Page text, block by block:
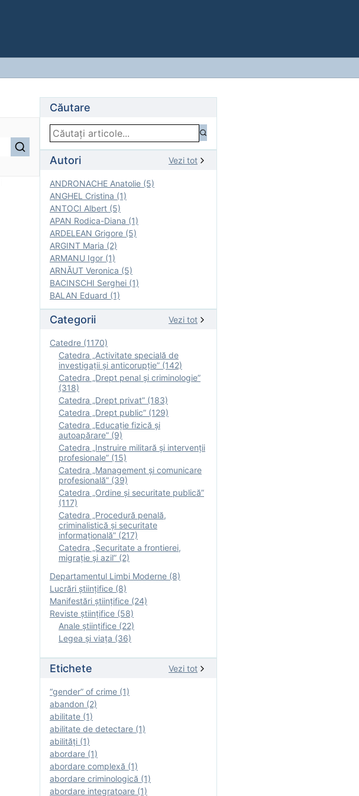
Căutare
Autori Vezi tot
ANDRONACHE Anatolie (5)
ANGHEL Cristina (1)
ANTOCI Albert (5)
APAN Rodica-Diana (1)
ARDELEAN Grigore (5)
ARGINT Maria (2)
ARMANU Igor (1)
ARNĂUT Veronica (5)
BACINSCHI Serghei (1)
BALAN Eduard (1)
Categorii Vezi tot
Catedre (1170)
Catedra „Activitate specială de
investigaţii şi anticorupție” (142)
Catedra „Drept penal și criminologie”
(318)
Catedra „Drept privat” (183)
Catedra „Drept public” (129)
Catedra „Educație fizică şi
autoapărare” (9)
Catedra „Instruire militară şi intervenţii
profesionale” (15)
Catedra „Management și comunicare
profesională” (39)
Catedra „Ordine și securitate publică”
(117)
Catedra „Procedură penală,
criminalistică și securitate
informațională” (217)
Catedra „Securitate a frontierei,
migrație și azil” (2)
Departamentul Limbi Moderne (8)
Lucrări științifice (8)
Manifestări ştiinţifice (24)
Reviste ştiinţifice (58)
Anale ştiinţifice (22)
Legea şi viaţa (36)
Etichete Vezi tot
“gender” of crime (1)
abandon (2)
abilitate (1)
abilitate de detectare (1)
abilităţi (1)
abordare (1)
abordare complexă (1)
abordare criminologică (1)
abordare integratoare (1)